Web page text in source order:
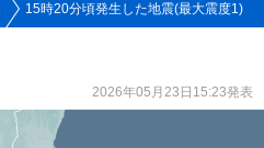
15時20分頃発生した地震(最大震度1)
2026年05月23日15:23発表